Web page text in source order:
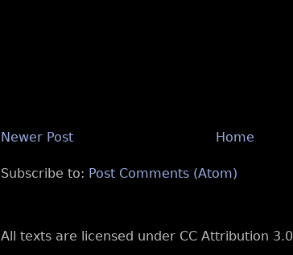
Newer Post Home
Subscribe to: Post Comments (Atom)
All texts are licensed under CC Attribution 3.0